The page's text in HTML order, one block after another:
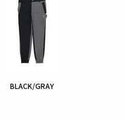
BLACK/GRAY